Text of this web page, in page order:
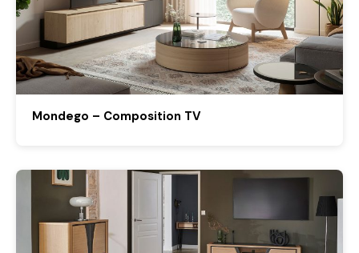
Mondego – Composition TV